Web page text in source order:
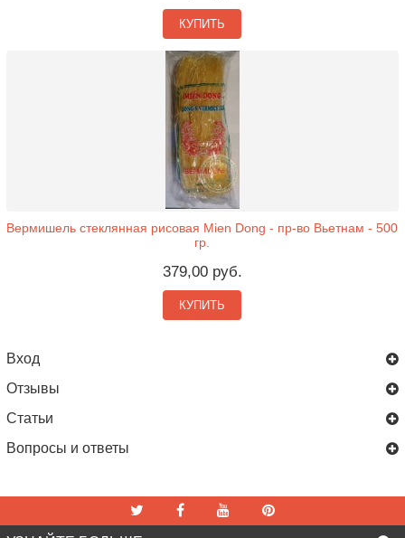
КУПИТЬ
Вермишель стеклянная рисовая Mien Dong - пр-во Вьетнам - 500
гр.
379,00 руб.
КУПИТЬ
Вход
Отзывы
Статьи
Вопросы и ответы